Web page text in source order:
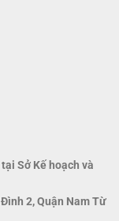
Sở Kế hoạch và
2, Quận Nam Từ